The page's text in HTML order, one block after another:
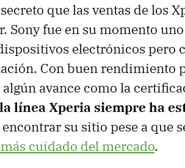
que las ventas de los
Sony fue en su momento
electrónicos pero
Con buen rendimiento
algún avance como la
la línea Xperia siempre ha
su sitio pese a que
cuidado del mercado.